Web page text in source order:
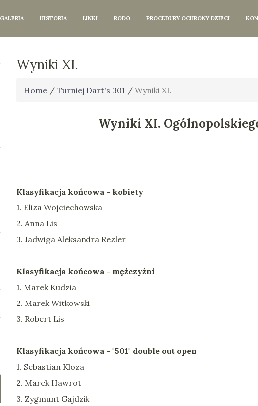
GALERIA HISTORIA LINKI RODO PROCEDURY OCHRONY DZIECI
Wyniki XI.
Home / Turniej Dart's 301 / Wyniki XI.
Wyniki XI.
Klasyfikacja końcowa - kobiety
1. Eliza Wojciechowska
2. Anna Lis
3. Jadwiga Aleksandra Rezler
Klasyfikacja końcowa - mężczyźni
1. Marek Kudzia
2. Marek Witkowski
3. Robert Lis
Klasyfikacja końcowa - "501" double out open
1. Sebastian Kloza
2. Marek Hawrot
3. Zygmunt Gajdzik